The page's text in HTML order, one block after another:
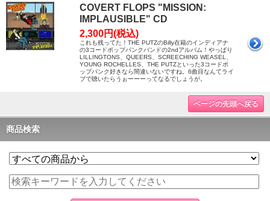
COVERT FLOPS "MISSION:
IMPLAUSIBLE" CD
2,300円(税込)
これも残ってた！THE PUTZのBilly在籍のインディアナ
の3コードポップパンクバンドの2ndアルバム！やっぱり
LILLINGTONS、QUEERS、SCREECHING WEASEL、
YOUNG ROCHELLES、THE PUTZといった3コードポ
ップパンク好きなら間違いないですね。6曲目なんてライ
ブで聴いたらうぉーーーってなるでしょうが。
ページの先頭へ戻る
商品検索